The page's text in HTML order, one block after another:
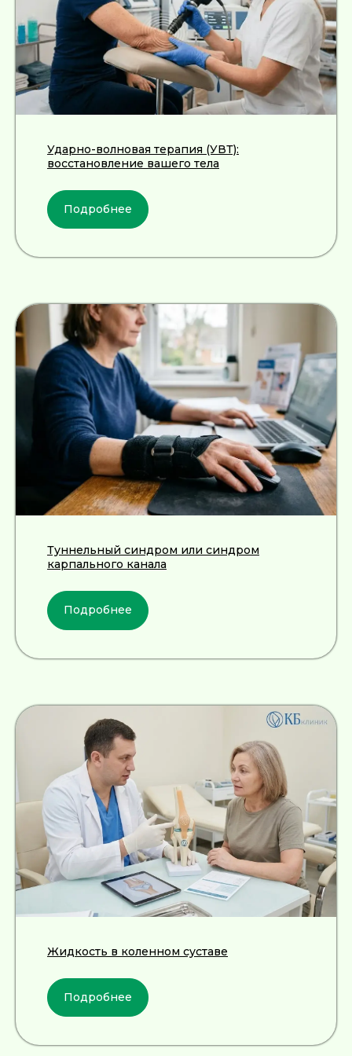
Ударно-волновая терапия (УВТ):
восстановление вашего тела
Подробнее
Туннельный синдром или синдром
карпального канала
Подробнее
Жидкость в коленном суставе
Подробнее
+7 (4812) 25-25-00
Заказать обратный звонок
г. Смоленск
ул. Рокоссовского, 65
г. Одинцово
ул. Рыленкова, 40
пр-д Трамвайный, 6
ИМЕЮТСЯ ПРОТИВОПОКАЗАНИЯ,
НЕОБХОДИМА КОНСУЛЬТАЦИЯ СПЕЦИАЛИСТА
Лицензия Л041-01128-67/00331765 от 28.05.2019 г. и Л041-
01128-67/00637993 от 17.01.2023 г. выдана Департаментом
Смоленской области по здравоохранению
Создание сайта
Согласие на обработку персональных данных
Политика в отношении обработки персональных данных
Пн-пт 8:00 - 20:00 сб-вс 9:00 - 18:00
Диагностика
МРТ
Анализы
Чек-Апы
Лечение
Травматолог и ортопед
Невролог
Проктолог
Флеболог
Дерматолог
Ревматолог
Терапевт
Капельницы здоровья
Лечение по ДМС
хирургия
На суставах
На позвоночнике
По проктологии
По флебологии
Пластическая хирургия
Акции
Врачи